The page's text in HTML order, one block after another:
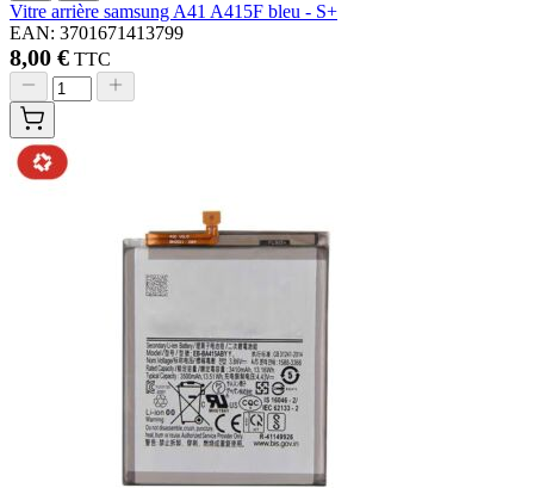
Vitre arrière samsung A41 A415F bleu - S+
EAN: 3701671413799
8,00 € TTC